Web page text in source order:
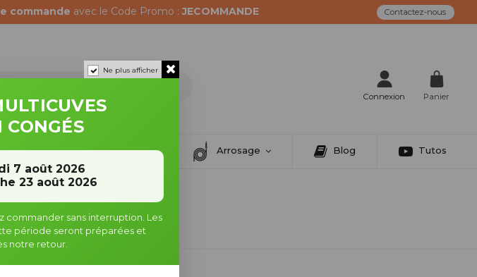
commande avec le Code Promo :JECOMMANDE Contactez-nous
Connexion Panier
Fûts & bidons Arrosage Blog Tutos
Embout Cannelé Droit
Ne plus afficher
CONGÉS
7 août 2026
23 août 2026
commander sans interruption. Les
période seront préparées et
notre retour.